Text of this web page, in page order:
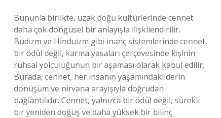
Bununla birlikte, uzak doğu kültürlerinde cennet
daha çok döngüsel bir anlayışla ilişkilendirilir.
Budizm ve Hinduizm gibi inanç sistemlerinde cennet,
bir ödül değil, karma yasaları çerçevesinde kişinin
ruhsal yolculuğunun bir aşaması olarak kabul edilir.
Burada, cennet, her insanın yaşamındaki derin
dönüşüm ve nirvana arayışıyla doğrudan
bağlantılıdır. Cennet, yalnızca bir ödül değil, sürekli
bir yeniden doğuş ve daha yüksek bir bilinç